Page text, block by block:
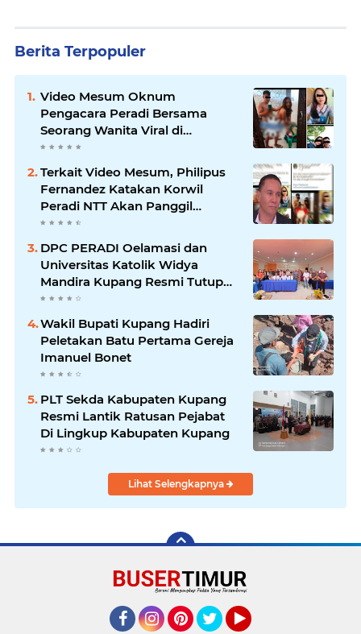
Berita Terpopuler
Video Mesum Oknum
Pengacara Peradi Bersama
Seorang Wanita Viral di
Facebook
Terkait Video Mesum, Philipus
Fernandez Katakan Korwil
Peradi NTT Akan Panggil
Oknum Advokat
DPC PERADI Oelamasi dan
Universitas Katolik Widya
Mandira Kupang Resmi Tutup
PKPA Angkatan II
Wakil Bupati Kupang Hadiri
Peletakan Batu Pertama Gereja
Imanuel Bonet
PLT Sekda Kabupaten Kupang
Resmi Lantik Ratusan Pejabat
Di Lingkup Kabupaten Kupang
Lihat Selengkapnya